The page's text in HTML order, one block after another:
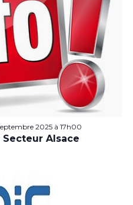
2025 à 17h00
Secteur Alsace